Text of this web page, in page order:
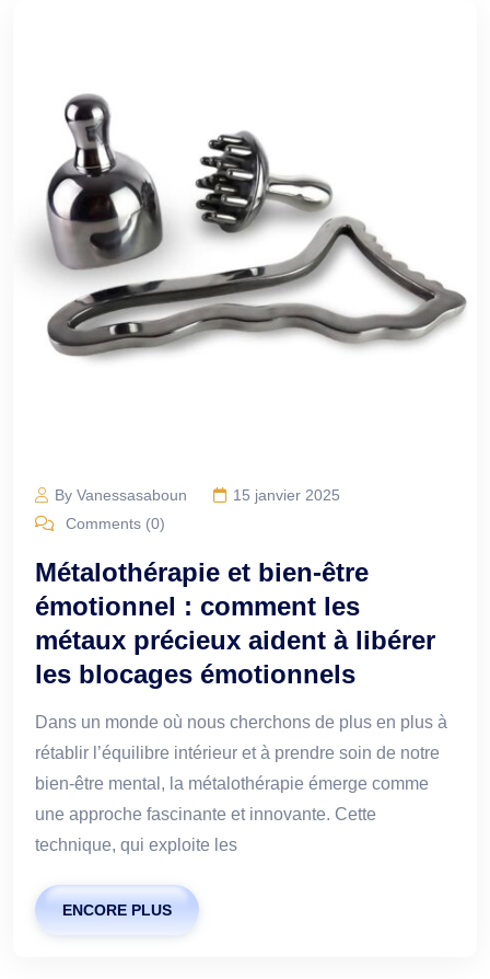
By Vanessasaboun
15 janvier 2025
Comments (0)
Métalothérapie et bien-être
émotionnel : comment les
métaux précieux aident à libérer
les blocages émotionnels
Dans un monde où nous cherchons de plus en plus à
rétablir l’équilibre intérieur et à prendre soin de notre
bien-être mental, la métalothérapie émerge comme
une approche fascinante et innovante. Cette
technique, qui exploite les
ENCORE PLUS